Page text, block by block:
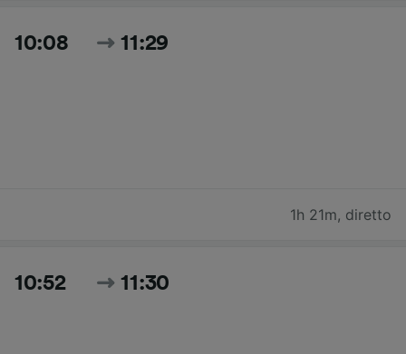
10:08 11:29
1h 21m, diretto
10:52 11:30